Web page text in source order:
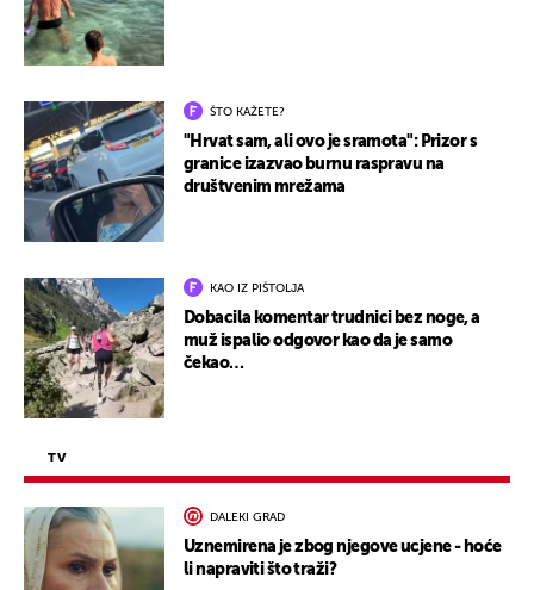
ŠTO KAŽETE?
"Hrvat sam, ali ovo je sramota": Prizor s
granice izazvao burnu raspravu na
društvenim mrežama
KAO IZ PIŠTOLJA
Dobacila komentar trudnici bez noge, a
muž ispalio odgovor kao da je samo
čekao…
TV
DALEKI GRAD
Uznemirena je zbog njegove ucjene - hoće
li napraviti što traži?